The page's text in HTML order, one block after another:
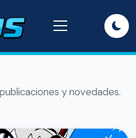
y novedades.